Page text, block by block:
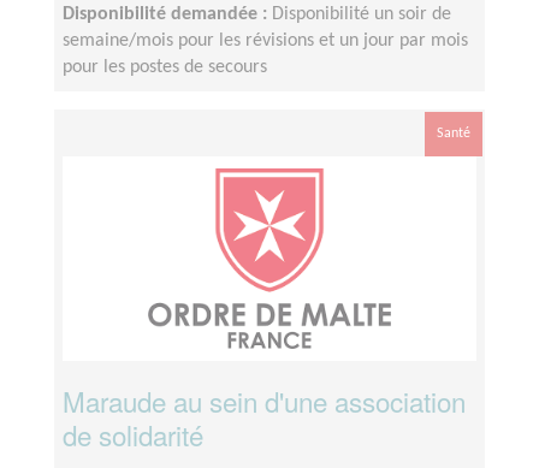
Disponibilité demandée : Disponibilité un soir de
semaine/mois pour les révisions et un jour par mois
pour les postes de secours
Santé
Maraude au sein d'une association
de solidarité